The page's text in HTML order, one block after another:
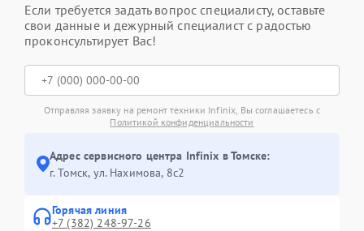
Если требуется задать вопрос специалисту, оставьте
свои данные и дежурный специалист с радостью
проконсультирует Вас!
Отправляя заявку на ремонт техники Infinix, Вы соглашаетесь с
Политикой конфиденциальности
Адрес сервисного центра Infinix в Томске:
г. Томск, ул. Нахимова, 8с2
Горячая линия
+7 (382) 248-97-26